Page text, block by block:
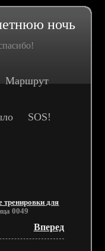
ночь
Маршрут
SOS!
тренировки для
0049
Вперед